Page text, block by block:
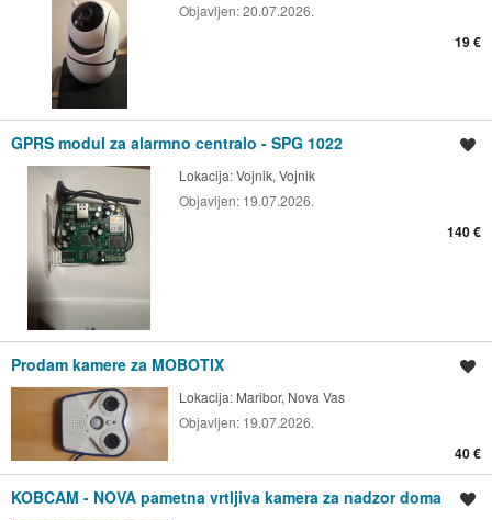
Objavljen:20.07.2026.
19 €
GPRS modul za alarmno centralo - SPG 1022
Lokacija:Vojnik, Vojnik
Objavljen: 19.07.2026.
140 €
Prodam kamere za MOBOTIX
Lokacija: Maribor, Nova Vas
Objavljen: 19.07.2026.
40 €
KOBCAM - NOVA pametna vrtljiva kamera za nadzor doma